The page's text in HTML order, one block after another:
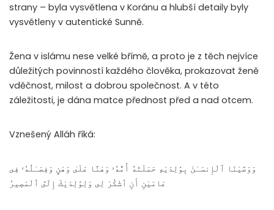
strany – byla vysvětlena v Koránu a hlubší detaily byly
vysvětleny v autentické Sunně.
Žena v islámu nese velké břímě, a proto je z těch nejvíce
důležitých povinností každého člověka, prokazovat ženě
vděčnost, milost a dobrou společnost. A v této
záležitosti, je dána matce přednost před a nad otcem.
Vznešený Alláh říká:
وَوَصَّيْنَا ٱلْإِنسَـٰنَ بِوَٰلِدَيْهِ حَمَلَتْهُ أُمُّهُۥ وَهْنًا عَلَىٰ وَهْنٍ وَفِصَـٰلُهُۥ فِى
عَامَيْنِ أَنِ ٱشْكُرْ لِى وَلِوَٰلِدَيْكَ إِلَىَّ ٱلْمَصِيرُ